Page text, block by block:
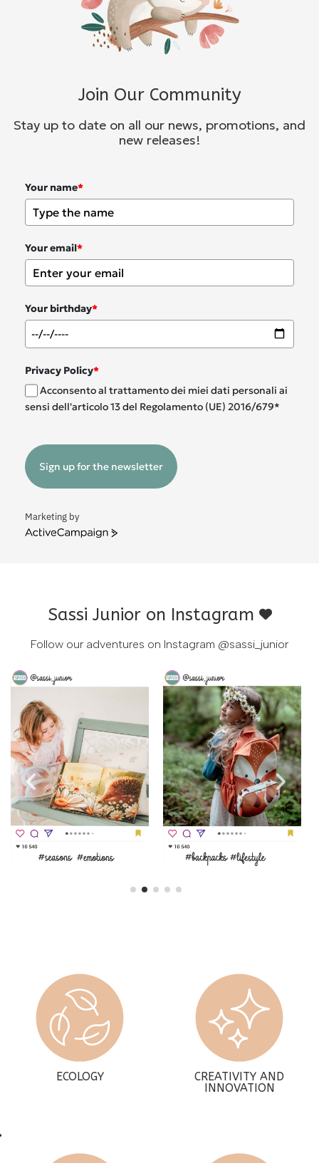
Join Our Community
Stay up to date on all our news, promotions, and
new releases!
Your name*
Your email*
Your birthday*
Privacy Policy*
Acconsento al trattamento dei miei dati personali ai
sensi dell'articolo 13 del Regolamento (UE) 2016/679*
Sign up for the newsletter
Marketing by
ActiveCampaign
Sassi Junior on Instagram
Follow our adventures on Instagram @sassi_junior
ECOLOGY
CREATIVITY AND
INNOVATION